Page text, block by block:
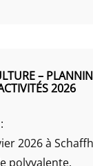
–
2026
2026 à
polyvalente.